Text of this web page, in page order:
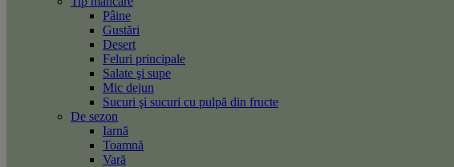
Pâine
Gustări
Desert
Feluri principale
Salate şi supe
Mic dejun
Sucuri şi sucuri cu pulpă din fructe
De sezon
Iarnă
Toamnă
Vară